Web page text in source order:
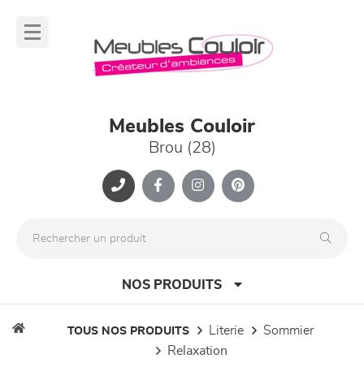
Meubles Couloir
Brou (28)
NOS PRODUITS
TOUS NOS PRODUITS literie
sommier
relaxation